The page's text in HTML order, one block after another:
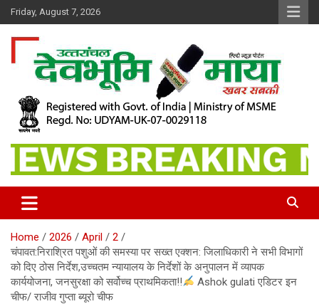
Skip
to
content
Friday, August 7, 2026
Dev Bhoomi Maya
Home 2026 April
2
चंपावत:निराश्रित पशुओं की समस्या पर सख्त एक्शन: जिलाधिकारी ने सभी विभागों
को दिए ठोस निर्देश,उच्चतम न्यायालय के निर्देशों के अनुपालन में व्यापक
कार्ययोजना, जनसुरक्षा को सर्वोच्च प्राथमिकता!!
Ashok gulati एडिटर इन
चीफ/ राजीव गुप्ता ब्यूरो चीफ